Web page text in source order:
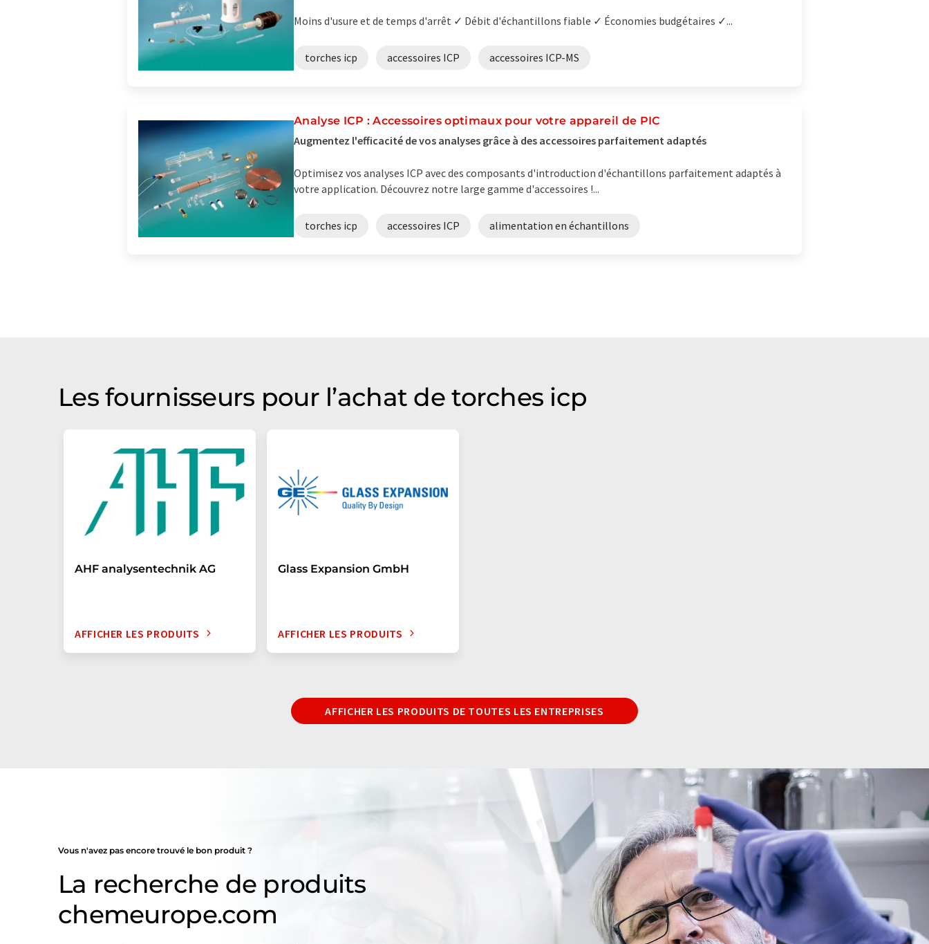
Moins d'usure et de temps d'arrêt ✓ Débit d'échantillons fiable ✓ Économies budgétaires ✓...
torches icp accessoires ICP accessoires ICP-MS
Analyse ICP : Accessoires optimaux pour votre appareil de PIC
Augmentez l'efficacité de vos analyses grâce à des accessoires parfaitement adaptés
Optimisez vos analyses ICP avec des composants d'introduction d'échantillons parfaitement adaptés à
votre application. Découvrez notre large gamme d'accessoires !...
torches icp accessoires ICP alimentation en échantillons
Les fournisseurs pour l’achat de torches icp
AHF analysentechnik AG
AFFICHER LES PRODUITS
Glass Expansion GmbH
AFFICHER LES PRODUITS
AFFICHER LES PRODUITS DE TOUTES LES ENTREPRISES
Vous n'avez pas encore trouvé le bon produit ?
La recherche de produits
chemeurope.com